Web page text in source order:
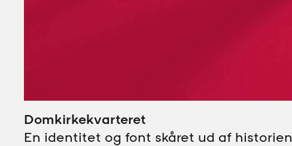
Domkirkekvarteret
En identitet og font skåret ud af historien